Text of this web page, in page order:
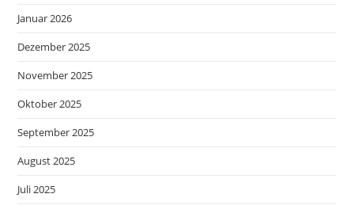
Januar 2026
Dezember 2025
November 2025
Oktober 2025
September 2025
August 2025
Juli 2025